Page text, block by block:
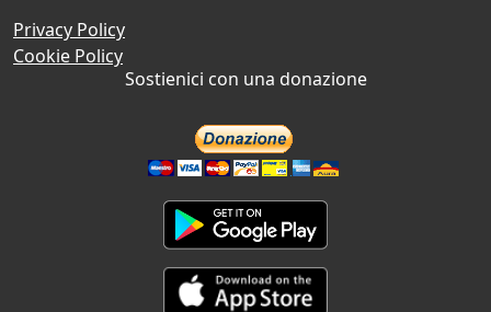
Privacy Policy
Cookie Policy
Sostienici con una donazione